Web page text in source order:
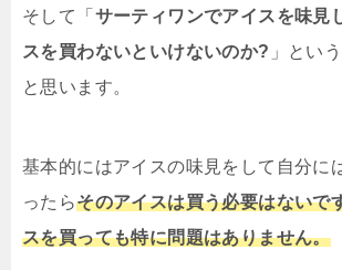
そして「 サーティワンでアイスを味見
スを買わないといけないのか? 」とい
と思います。
基本的にはアイスの味見をして自分に
ったらそのアイスは買う必要はないで
スを買っても特に問題はありません。